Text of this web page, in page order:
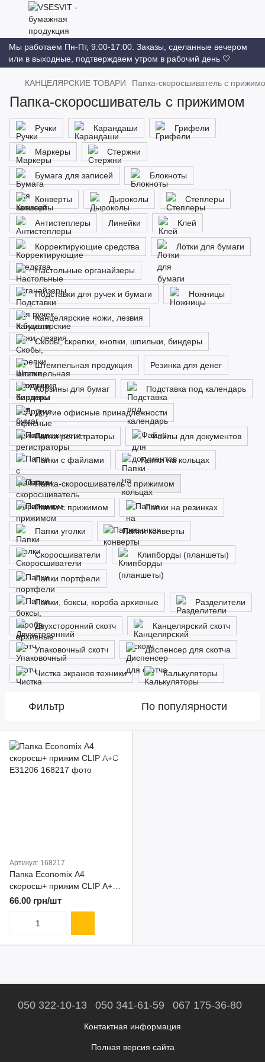
Мы работаем Пн-Пт, 9:00-17:00. Заказы, сделанные вечером
или в выходные, подтверждаем утром в рабочий день 🤍
КАНЦЕЛЯРСКИЕ ТОВАРИ Папка-скоросшиватель с
Папка-скоросшиватель с прижимом
Ручки Карандаши Грифели
Маркеры Стержни
Бумага для записей Блокноты
Конверты Дыроколы Степлеры
Антистеплеры Линейки Клей
Корректирующие средства Лотки для бумаги
Настольные органайзеры
Подставки для ручек и бумаги Ножницы
Канцелярские ножи, лезвия
Скобы, скрепки, кнопки, шпильки, биндеры
Штемпельная продукция Резинка для денег
Корзины для бумаг Подставка под календарь
Другие офисные принадлежности
Папки регистраторы Файлы для документов
Папки с файлами Папки на кольцах
Папка-скоросшиватель с прижимом
Папки с прижимом Папки на резинках
Папки уголки Папки конверты
Скоросшиватели Клипборды (планшеты)
Папки портфели
Папки, боксы, короба архивные Разделители
Двухсторонний скотч Канцелярский скотч
Упаковочный скотч Диспенсер для скотча
Чистка экранов техники Калькуляторы
Фильтр По популярности
Артикул: 168217
Папка Economix А4
скоросш+ прижим CLIP А+С
Е31206
66.00 грн/шт
050 322-10-13 050 341-61-59 067 175-36-80
Контактная информация
Полная версия сайта